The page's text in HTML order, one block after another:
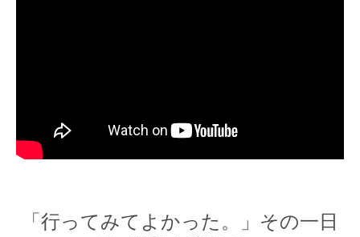
「行ってみてよかった。」その一日